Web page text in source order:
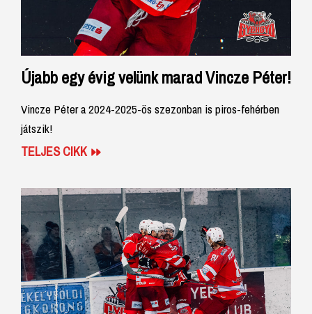
Újabb egy évig velünk marad Vincze Péter!
Vincze Péter a 2024-2025-ös szezonban is piros-fehérben
játszik!
TELJES CIKK